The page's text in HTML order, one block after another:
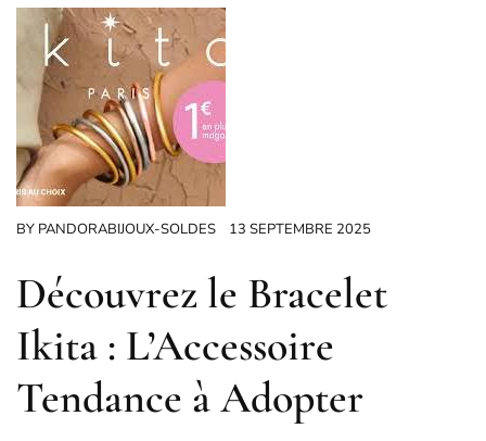
BY PANDORABIJOUX-SOLDES 13 SEPTEMBRE 2025
Découvrez le Bracelet
Ikita : L’Accessoire
Tendance à Adopter